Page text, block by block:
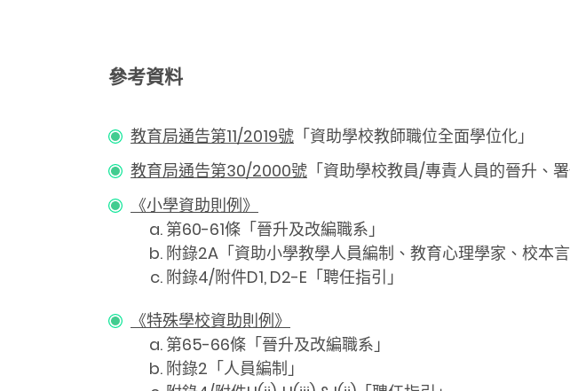
參考資料
教育局通告第11/2019號 「資助學校教師職位全面學位化」
教育局通告第30/2000號 「資助學校教員/專責人員的晉升、
《小學資助則例》
第60-61條「晉升及改編職系」
附錄2A「資助小學教學人員編制、教育心理學家、校本
附錄4/附件D1, D2-E「聘任指引」
《特殊學校資助則例》
第65-66條「晉升及改編職系」
附錄2「人員編制」